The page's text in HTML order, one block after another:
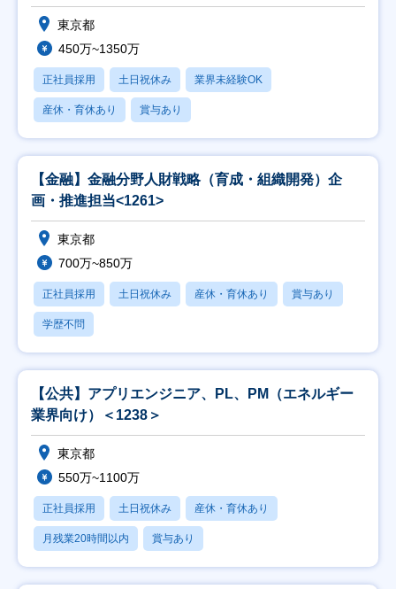
東京都
450万~1350万
正社員採用 土日祝休み 業界未経験OK
産休・育休あり 賞与あり
【金融】金融分野人財戦略（育成・組織開発）企
画・推進担当<1261>
東京都
700万~850万
正社員採用 土日祝休み 産休・育休あり 賞与あり
学歴不問
【公共】アプリエンジニア、PL、PM（エネルギー
業界向け）＜1238＞
東京都
550万~1100万
正社員採用 土日祝休み 産休・育休あり
月残業20時間以内 賞与あり